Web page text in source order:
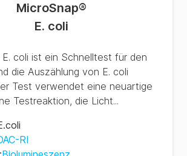
MicroSnap®
E. coli
coli ist ein Schnelltest für den
die Auszählung von E. coli
Test verwendet eine neuartige
Testreaktion, die Licht...
RI